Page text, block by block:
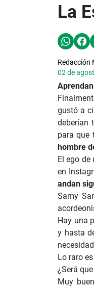
La
Redacción
02 de
gustó a
deberían
para que
hombre
El ego
en
andan
Samy
Hay una
y hasta
Lo raro
¿Será
Muy